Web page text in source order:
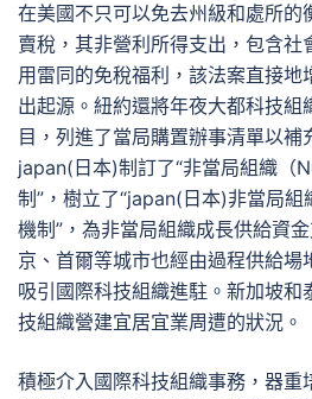
在美國不只可以免去州級和處所的
賣稅，其非營利所得支出，包含社
用雷同的免稅福利，該法案直接地
出起源。紐約還將年夜大都科技組
目，列進了當局購置辦事清單以補
japan(日本)制訂了“非當局組織（
制”，樹立了“japan(日本)非當局
機制”，為非當局組織成長供給資
京、首爾等城市也經由過程供給場
吸引國際科技組織進駐。新加坡和
技組織營建宜居宜業周遭的狀況。
積極介入國際科技組織事務，器重